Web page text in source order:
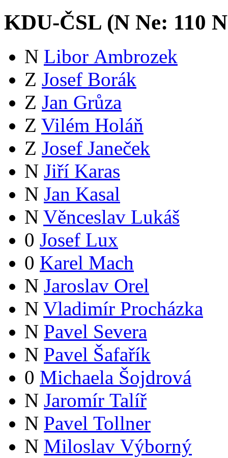
KDU-ČSL (N Ne: 110
N Libor Ambrozek
Z Josef Borák
Z Jan Grůza
Z Vilém Holáň
Z Josef Janeček
N Jiří Karas
N Jan Kasal
N Věnceslav Lukáš
0 Josef Lux
0 Karel Mach
N Jaroslav Orel
N Vladimír Procházka
N Pavel Severa
N Pavel Šafařík
0 Michaela Šojdrová
N Jaromír Talíř
N Pavel Tollner
N Miloslav Výborný